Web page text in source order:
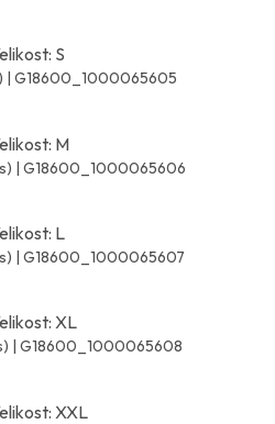
S
| G18600_1000065605
M
| G18600_1000065606
L
| G18600_1000065607
XL
| G18600_1000065608
XXL